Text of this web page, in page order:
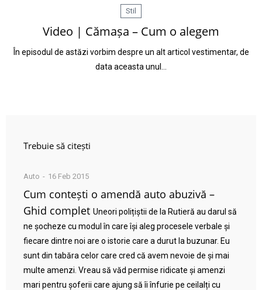
Stil
Video | Cămașa – Cum o alegem
În episodul de astăzi vorbim despre un alt articol vestimentar, de
data aceasta unul…
Trebuie să citești
Auto 16 Feb 2015
Cum contești o amendă auto abuzivă –
Ghid complet Uneori polițiștii de la Rutieră au darul să
ne șocheze cu modul în care își aleg procesele verbale și
fiecare dintre noi are o istorie care a durut la buzunar. Eu
sunt din tabăra celor care cred că avem nevoie de și mai
multe amenzi. Vreau să văd permise ridicate și amenzi
mari pentru șoferii care ajung să îi înfurie pe ceilalți cu